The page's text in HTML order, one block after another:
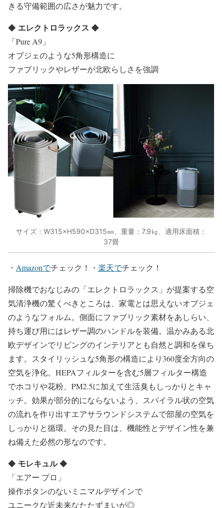
きる守備範囲の広さが魅力です。
◆ エレクトロラックス ◆
「Pure A9」
オブジェのような5角形構造に
ファブリックやレザーが北欧らしさを強調
サイズ：W315×H590×D315㎜、重量：7.9㎏、適用床面積：
37畳
・ Amazonでチェック！・ 楽天でチェック！
掃除機でおなじみの「エレクトロラックス」が提案する空
気清浄機の驚くべきところは、家電とは思えないオブジェ
のようなフォルム。側面にファブリック素材をあしらい、
持ち運び用にはレザー調のハンドルを装備。温かみある北
欧デザインでリビングのインテリアとも自然と調和を保ち
ます。スタイリッシュな5角形の構造により360度全方向の
空気を浄化。HEPAフィルターを含む5層フィルター構造
でホコリや花粉、PM2.5に加えて生活臭もしっかりとキャ
ッチ。効果が部分的にならないよう、スパイラル状の空気
の流れを作り出すエアサラウンドシステムで部屋の空気を
しっかりと循環。その見た目は、機能性とデザイン性を兼
ね備えた必然の形なのです。
◆ モレキュル◆
「エアー プロ」
操作ボタンのないミニマルデザインで
ユニークな近未来なたたずまいが◎